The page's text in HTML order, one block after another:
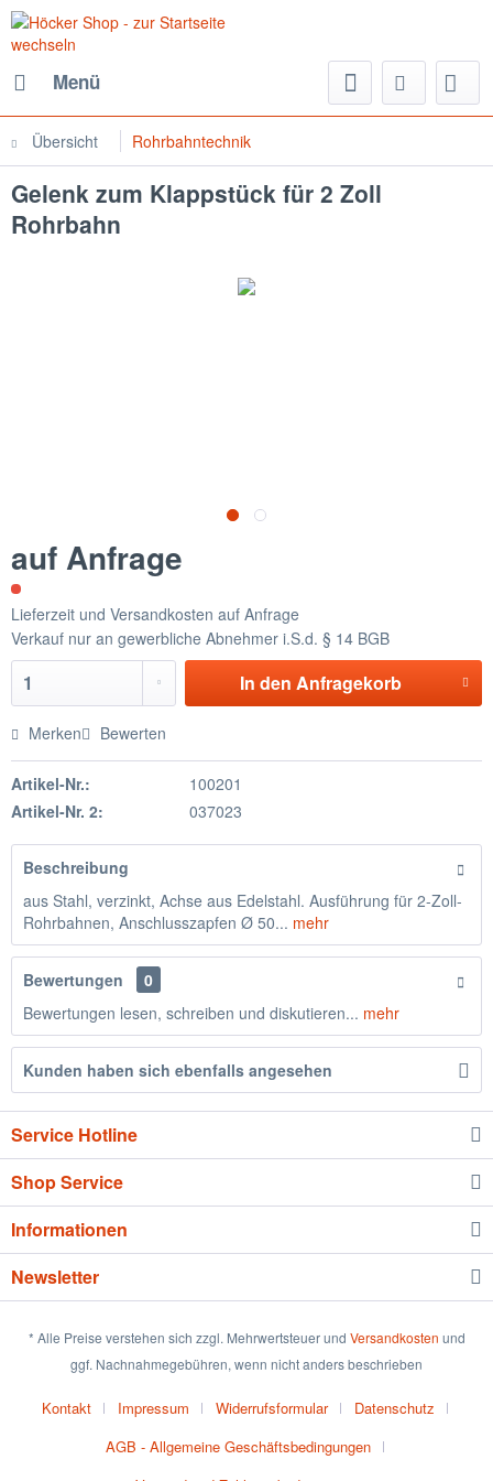
Menü
Übersicht Rohrbahntechnik
Gelenk zum Klappstück für 2 Zoll
Rohrbahn
auf Anfrage
Lieferzeit und Versandkosten auf Anfrage
Verkauf nur an gewerbliche Abnehmer i.S.d. § 14 BGB
In den Anfragekorb
Merken Bewerten
Artikel-Nr.:
100201
Artikel-Nr. 2:
037023
Beschreibung
aus Stahl, verzinkt, Achse aus Edelstahl. Ausführung für 2-Zoll-
Rohrbahnen, Anschlusszapfen Ø 50... mehr
Bewertungen
0
Bewertungen lesen, schreiben und diskutieren... mehr
Kunden haben sich ebenfalls angesehen
Service Hotline
Shop Service
Informationen
Newsletter
* Alle Preise verstehen sich zzgl. Mehrwertsteuer und Versandkosten und
ggf. Nachnahmegebühren, wenn nicht anders beschrieben
Kontakt Impressum Widerrufsformular
Datenschutz
AGB - Allgemeine Geschäftsbedingungen